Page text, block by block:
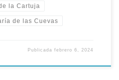
la Cartuja
de las Cuevas
Publicadafebrero 6, 2024